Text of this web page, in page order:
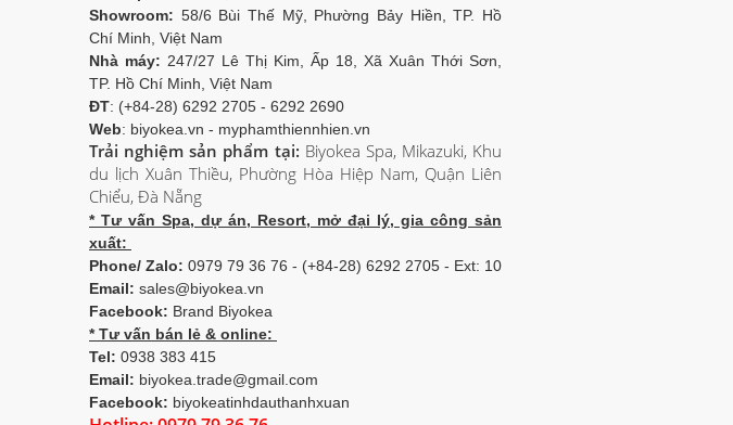
Showroom: 58/6 Bùi Thế Mỹ, Phường Bảy Hiền, TP. Hồ
Chí Minh, Việt Nam
Nhà máy: 247/27 Lê Thị Kim, Ấp 18, Xã Xuân Thới Sơn,
TP. Hồ Chí Minh, Việt Nam
ĐT: (+84-28) 6292 2705 - 6292 2690
Web: biyokea.vn - myphamthiennhien.vn
Trải nghiệm sản phẩm tại: Biyokea Spa, Mikazuki, Khu
du lịch Xuân Thiều, Phường Hòa Hiệp Nam, Quận Liên
Chiểu, Đà Nẵng
* Tư vấn Spa, dự án, Resort, mở đại lý, gia công sản
xuất:
Phone/ Zalo: 0979 79 36 76 - (+84-28) 6292 2705 - Ext: 10
Email: sales@biyokea.vn
Facebook: Brand Biyokea
* Tư vấn bán lẻ & online:
Tel: 0938 383 415
Email: biyokea.trade@gmail.com
Facebook: biyokeatinhdauthanhxuan